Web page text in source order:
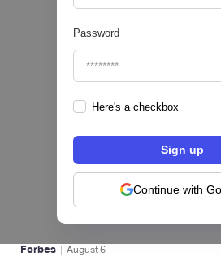
Password
Here's a checkbox
Continue with
hiSofi, Fintech de gestión
levanta US$1 millón para
regional en Uruguay
BFM 👔
Forbes | August6